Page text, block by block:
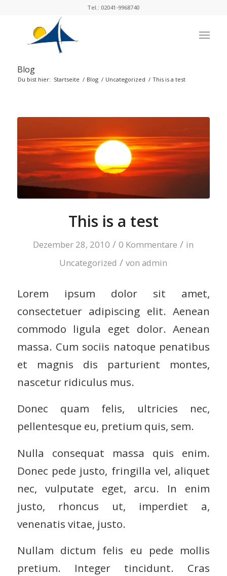
Tel.: 02041-9968740
Blog
Du bist hier: Startseite / Blog / Uncategorized / This is a test
This is a test
Dezember 28, 2010 / 0 Kommentare / in
Uncategorized / vonadmin
Lorem ipsum dolor sit amet,
consectetuer adipiscing elit. Aenean
commodo ligula eget dolor. Aenean
massa. Cum sociis natoque penatibus
et magnis dis parturient montes,
nascetur ridiculus mus.
Donec quam felis, ultricies nec,
pellentesque eu, pretium quis, sem.
Nulla consequat massa quis enim.
Donec pede justo, fringilla vel, aliquet
nec, vulputate eget, arcu. In enim
justo, rhoncus ut, imperdiet a,
venenatis vitae, justo.
Nullam dictum felis eu pede mollis
pretium. Integer tincidunt. Cras